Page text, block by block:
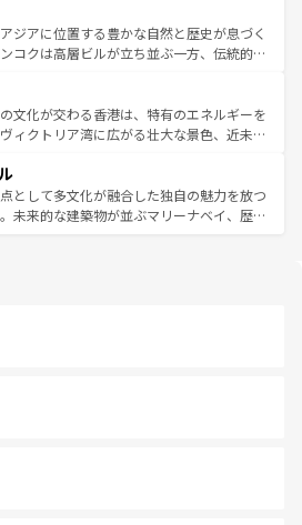
ながら、韓国の多彩な魅力を心ゆくまで味
わってみてほしい。 なお、新着の韓国情報はコンテンツ一
しい。
に伝統が息づく。ハノイの古い町並みやホ
ランス統治時代の建物も、独特の雰囲気を
。また、バラエティの豊かさとおいしさで
バインミー、ベトナムコーヒーなどは、ぜ
たい。どの地域を訪れてもあたたかい人々
てくれるので、きっと忘れられない旅にな
。
ジアに位置する豊かな自然と歴史が息づく
コクは高層ビルが立ち並ぶ一方、伝統的な
ている。北部ではチェンマイなどの山岳地
合い、南部ではプーケットやクラビの美し
ート気分を楽しむことができる。タイ料理
一年中温暖で、どの季節にも異なる楽しみ
親しみやすいタイの人々、仏教を中心とし
多様な観光資源が、訪れる旅人を魅了し続
文化が交わる香港は、特有のエネルギーを
ィクトリア湾に広がる壮大な景色、近未来
ても感動するはず。観光スポットが密集し
く見どころを回れるのも魅力。息をのむよ
化的な体験まで、香港を存分に楽しみ尽く
として多文化が融合した独自の魅力を放つ
未来的な建築物が並ぶマリーナベイ、歴史
は地元の風情を楽しめる外せないスポット